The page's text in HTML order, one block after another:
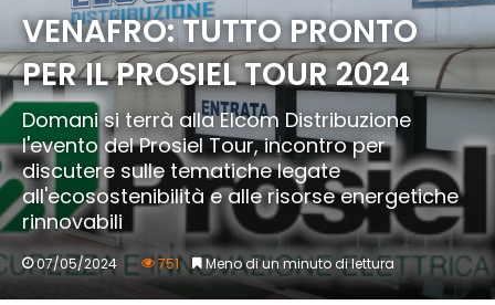
VENAFRO: TUTTO PRONTO
PER IL PROSIEL TOUR 2024
Domani si terrà alla Elcom Distribuzione
l'evento del Prosiel Tour, incontro per
discutere sulle tematiche legate
all'ecosostenibilità e alle risorse energetiche
rinnovabili
07/05/2024 751 Meno di un minuto di lettura